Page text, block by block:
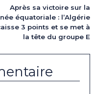
Après sa victoire sur la
équatoriale : l’Algérie
3 points et se met à
la tête du groupe E